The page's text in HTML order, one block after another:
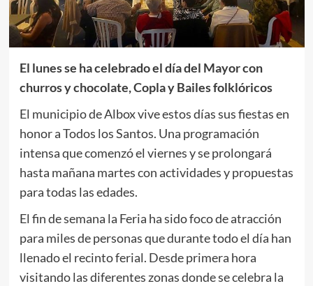
El lunes se ha celebrado el día del Mayor con
churros y chocolate, Copla y Bailes folklóricos
El municipio de Albox vive estos días sus fiestas en
honor a Todos los Santos. Una programación
intensa que comenzó el viernes y se prolongará
hasta mañana martes con actividades y propuestas
para todas las edades.
El fin de semana la Feria ha sido foco de atracción
para miles de personas que durante todo el día han
llenado el recinto ferial. Desde primera hora
visitando las diferentes zonas donde se celebra la